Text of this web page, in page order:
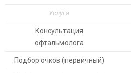
Услуга
Консультация
офтальмолога
Подбор очков (первичный)